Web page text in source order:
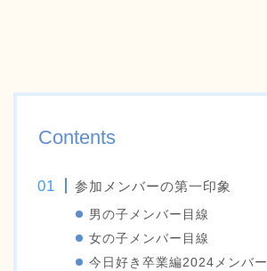
Contents
参加メンバーの第一印象
男の子メンバー目線
女の子メンバー目線
今日好き卒業編2024メンバー